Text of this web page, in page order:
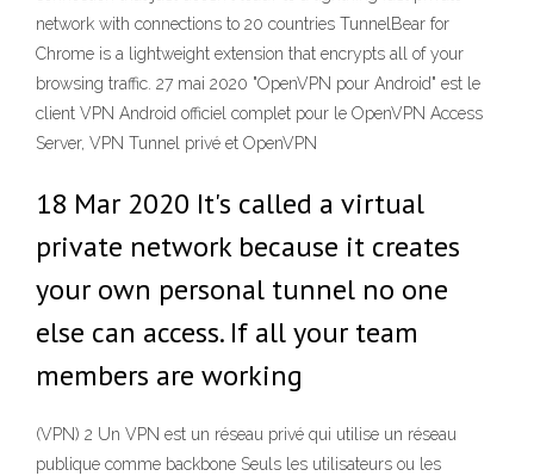
network with connections to 20 countries TunnelBear for
Chrome is a lightweight extension that encrypts all of your
browsing traffic. 27 mai 2020 "OpenVPN pour Android" est le
client VPN Android officiel complet pour le OpenVPN Access
Server, VPN Tunnel privé et OpenVPN
18 Mar 2020 It's called a virtual
private network because it creates
your own personal tunnel no one
else can access. If all your team
members are working
(VPN) 2 Un VPN est un réseau privé qui utilise un réseau
publique comme backbone Seuls les utilisateurs ou les